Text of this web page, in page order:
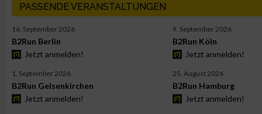
PASSENDE VERANSTALTUNGEN
16. September 2026
B2Run Berlin
Jetzt anmelden!
9. September 2026
B2Run Köln
Jetzt anmelden!
1. September 2026
B2Run Gelsenkirchen
Jetzt anmelden!
25. August 2026
B2Run Hamburg
Jetzt anmelden!
Funktional
Werbung